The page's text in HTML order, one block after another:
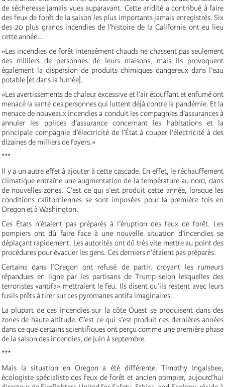
de sécheresse jamais vues auparavant. Cette aridité a contribué à faire
des feux de forêt de la saison les plus importants jamais enregistrés. Six
des 20 plus grands incendies de l’histoire de la Californie ont eu lieu
cette année…
»Les incendies de forêt intensément chauds ne chassent pas seulement
des milliers de personnes de leurs maisons, mais ils provoquent
également la dispersion de produits chimiques dangereux dans l’eau
potable [et dans la fumée].
»Les avertissements de chaleur excessive et l’air étouffant et enfumé ont
menacé la santé des personnes qui luttent déjà contre la pandémie. Et la
menace de nouveaux incendies a conduit les compagnies d’assurances à
annuler les polices d’assurance concernant les habitations et la
principale compagnie d’électricité de l’État à couper l’électricité à des
dizaines de milliers de foyers.»
***
Il y a un autre effet à ajouter à cette cascade. En effet, le réchauffement
climatique entraîne une augmentation de la température au nord, dans
de nouvelles zones. C’est ce qui s’est produit cette année, lorsque les
conditions californiennes se sont imposées pour la première fois en
Oregon et à Washington.
Ces États n’étaient pas préparés à l’éruption des feux de forêt. Les
pompiers ont dû faire face à une nouvelle situation d’incendies se
déplaçant rapidement. Les autorités ont dû très vite mettre au point des
procédures pour évacuer les gens. Ces derniers n’étaient pas préparés.
Certains dans l’Oregon ont refusé de partir, croyant les rumeurs
répandues en ligne par les partisans de Trump selon lesquelles des
terroristes «antifa» mettraient le feu. Ils disent qu’ils restent avec leurs
fusils prêts à tirer sur ces pyromanes antifa imaginaires.
La plupart de ces incendies sur la côte Ouest se produisent dans des
zones de haute altitude. C’est ce qui s’est produit ces dernières années
dans ce que certains scientifiques ont perçu comme une première phase
de la saison des incendies, de juin à septembre.
***
Mais la situation en Oregon a été différente. Timothy Ingalsbee,
écologiste spécialiste des feux de forêt et ancien pompier, aujourd’hui